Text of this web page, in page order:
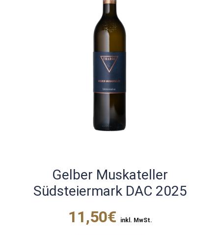
Gelber Muskateller
Südsteiermark DAC 2025
11,50€ inkl. MwSt.